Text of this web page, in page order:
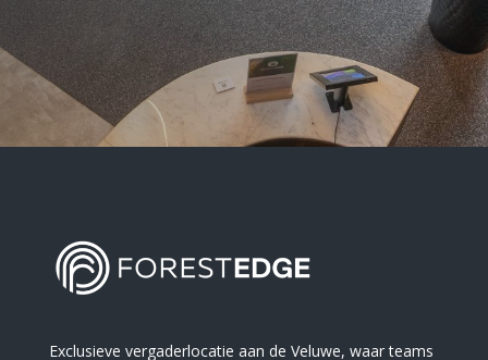
Exclusieve vergaderlocatie aan de Veluwe, waar teams